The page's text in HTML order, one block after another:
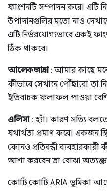
ফাংশনটি সম্পাদন করে। এটি
উপাদানগুলির মতো নাও
এটি নির্ভরযোগ্যভাবে একই
ঠিক থাকবে।
আলেকজান্দ্রা: আমার কাছে
কীভাবে সেখানে পৌঁছাবো তা
ইতিবাচক ফলাফল পাওয়া
এলিসা: হ্যাঁ। কারণ সত্যি
যথার্থতা প্রমাণ করে। একজন
কোনও প্রতিবন্ধী
আশা করবেন তা বোঝা অত্যন্ত
কোটি কোটি ARIA ভূমিকা